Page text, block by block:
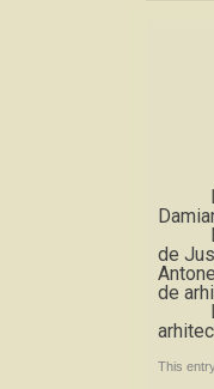
La
Din
de
de
La
This